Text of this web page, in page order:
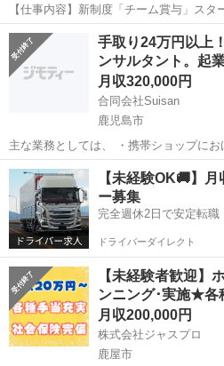
【仕事内容】新制度「チーム賞与」スタ
たの店舗でのご活躍の評価に準じて支給
プ!詳細は面接でのご案内も可能です!
のスキルを活かせる会社! 「...
正社員
手取り24万円以上
ンサルタント。起
月収320,000円
合同会社Suisan
鹿児島市
主な業務としては、 ・携帯ショップにお
店における家電の販売や接客全般 ・来
しや商品の提案 などがメイン業務となります。 フリーラン
く稼ぎたい方、...
鹿児島 鹿児島市 その他 未経験
【未経験OK🚚】
ー募集
完全週休2日で安定転職
ドライバーダイレクト
【未経験者歓迎】
ンニング･実施★
月収200,000円
株式会社ジャスプロ
鹿屋市